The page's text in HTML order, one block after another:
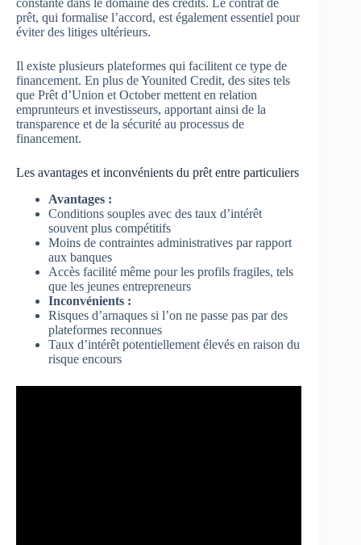
prêt, qui formalise l’accord, est également essentiel pour
éviter des litiges ultérieurs.
Il existe plusieurs plateformes qui facilitent ce type de
financement. En plus de Younited Credit, des sites tels
que Prêt d’Union et October mettent en relation
emprunteurs et investisseurs, apportant ainsi de la
transparence et de la sécurité au processus de
financement.
Les avantages et inconvénients du prêt entre particuliers
Avantages :
Conditions souples avec des taux d’intérêt
souvent plus compétitifs
Moins de contraintes administratives par rapport
aux banques
Accès facilité même pour les profils fragiles, tels
que les jeunes entrepreneurs
Inconvénients :
Risques d’arnaques si l’on ne passe pas par des
plateformes reconnues
Taux d’intérêt potentiellement élevés en raison du
risque encours